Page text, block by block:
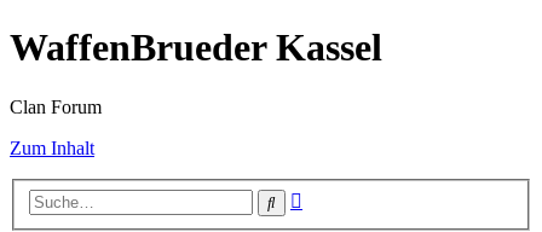
WaffenBrueder Kassel
Clan Forum
Zum Inhalt
Suche